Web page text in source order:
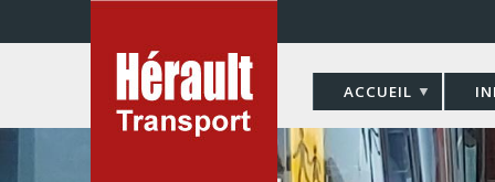
ACCUEIL